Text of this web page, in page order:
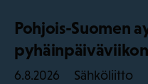
Pohjois-Suomen
6.8.2026 Sähköliitto